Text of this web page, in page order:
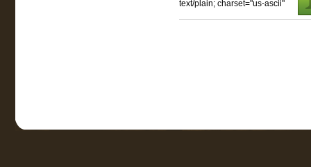
text/plain; charset="us-ascii"